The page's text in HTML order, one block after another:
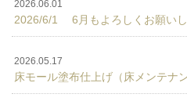
2026.06.01
2026/6/1 6月もよろしくお願い
2026.05.17
床モール塗布仕上げ（床メンテナン